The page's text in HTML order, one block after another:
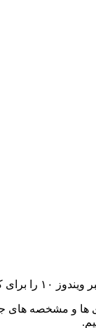
کرده است.
سازی ها و مشخصه